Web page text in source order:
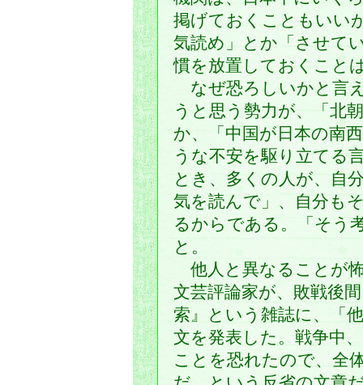
掲げておくこともいい
気読め」とか「させて
慣を放置しておくこと
なぜ恐ろしいかと言
うと思う勢力が、「北
か、「中国が日本の南
うな不安を駆り立てる
とき、多くの人が、自
気を読んで」、自分も
るからである。「そう
と。
他人と異なることが
文芸評論家が、敗戦後
索』という雑誌に、「
文を発表した。戦争中
ことを恐れたので、全